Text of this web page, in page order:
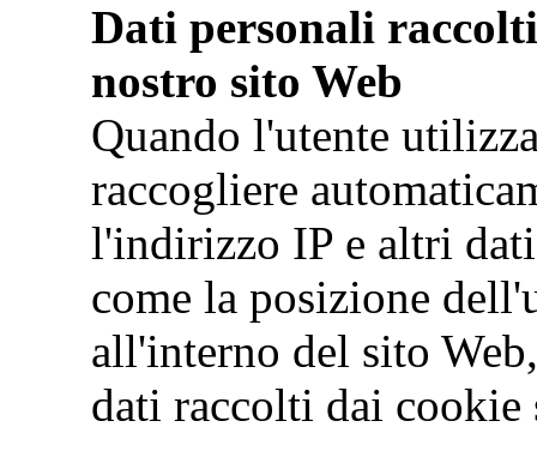
Dati personali
nostro sito Web
Quando l'utente
raccogliere
l'indirizzo IP e altri
come la posizione
all'interno del sito
dati raccolti dai